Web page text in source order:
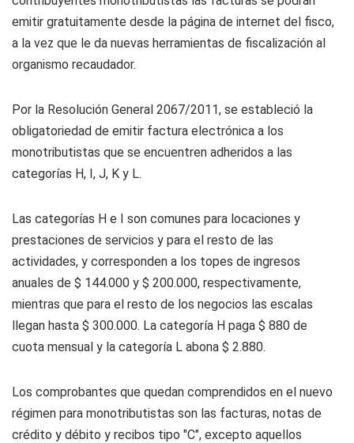
emitir gratuitamente desde la página de internet del fisco,
a la vez que le da nuevas herramientas de fiscalización al
organismo recaudador.
Por la Resolución General 2067/2011, se estableció la
obligatoriedad de emitir factura electrónica a los
monotributistas que se encuentren adheridos a las
categorías H, I, J, K y L.
Las categorías H e I son comunes para locaciones y
prestaciones de servicios y para el resto de las
actividades, y corresponden a los topes de ingresos
anuales de $ 144.000 y $ 200.000, respectivamente,
mientras que para el resto de los negocios las escalas
llegan hasta $ 300.000. La categoría H paga $ 880 de
cuota mensual y la categoría L abona $ 2.880.
Los comprobantes que quedan comprendidos en el nuevo
régimen para monotributistas son las facturas, notas de
crédito y débito y recibos tipo "C", excepto aquellos